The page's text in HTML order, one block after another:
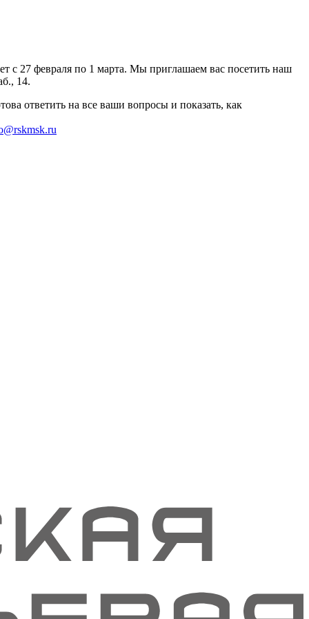
с 27 февраля по 1 марта. Мы приглашаем вас посетить наш
14.
ответить на все ваши вопросы и показать, как